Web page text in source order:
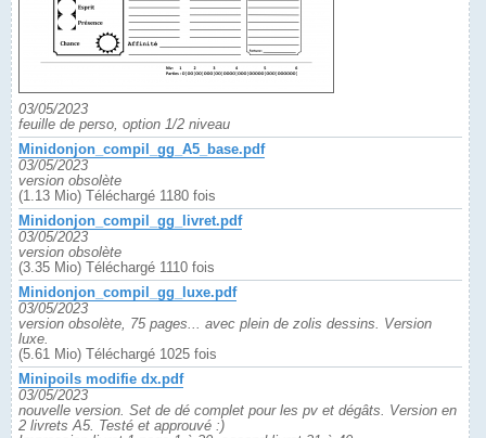
03/05/2023
feuille de perso, option 1/2 niveau
Minidonjon_compil_gg_A5_base.pdf
03/05/2023
version obsolète
(1.13 Mio) Téléchargé 1180 fois
Minidonjon_compil_gg_livret.pdf
03/05/2023
version obsolète
(3.35 Mio) Téléchargé 1110 fois
Minidonjon_compil_gg_luxe.pdf
03/05/2023
version obsolète, 75 pages... avec plein de zolis dessins. Version
luxe.
(5.61 Mio) Téléchargé 1025 fois
Minipoils modifie dx.pdf
03/05/2023
nouvelle version. Set de dé complet pour les pv et dégâts. Version en
2 livrets A5. Testé et approuvé :)